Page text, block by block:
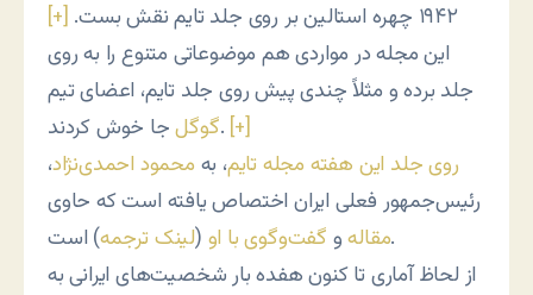
۱۹۴۲ چهره استالین بر روى جلد تایم نقش بست.
[+]
این مجله در مواردی هم موضوعاتی متنوع را به روی
جلد برده و مثلاً چندی پیش روی جلد تایم، اعضای تیم
گوگلجا خوش کردند. [+]
روی جلد این هفته مجله تایم، به محمود احمدی‌نژاد،
رئیس‌جمهور فعلی ایران اختصاص یافته است که حاوی
مقالهو گفت‌وگوی با او (لینک ترجمه
) است.
از لحاظ آماری تا کنون هفده بار شخصیت‌های ایرانی به